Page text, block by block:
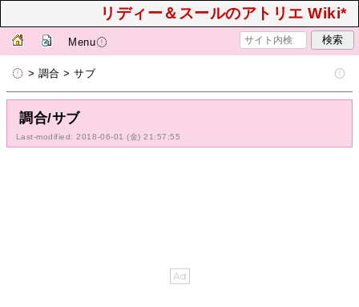
リディー＆スールのアトリエ Wiki*
Menu
> 調合 > サブ
調合/サブ
Last-modified: 2018-06-01 (金) 21:57:55